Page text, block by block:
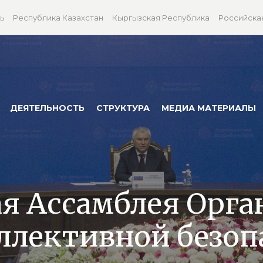
Республика Казахстан Кыргызская Республика
ДЕЯТЕЛЬНОСТЬ СТРУКТУРА МЕДИА МАТЕРИАЛЫ
Ассамблея